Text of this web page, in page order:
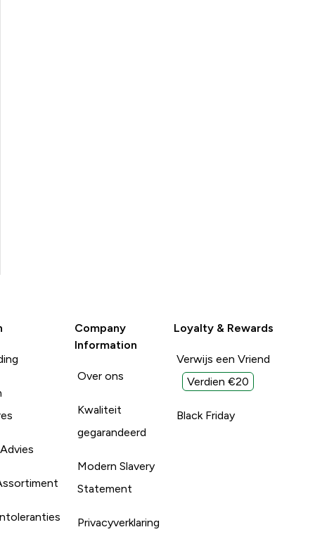
Company
Information
Over ons
Kwaliteit
gegarandeerd
Modern Slavery
Statement
Privacyverklaring
Loyalty & Rewards
Verwijs een Vriend
Verdien €20
Black Friday